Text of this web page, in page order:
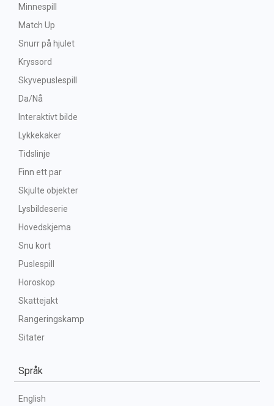
Minnespill
Match Up
Snurr på hjulet
Kryssord
Skyvepuslespill
Da/Nå
Interaktivt bilde
Lykkekaker
Tidslinje
Finn ett par
Skjulte objekter
Lysbildeserie
Hovedskjema
Snu kort
Puslespill
Horoskop
Skattejakt
Rangeringskamp
Sitater
Språk
English